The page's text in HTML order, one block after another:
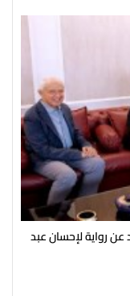
عن رواية لإحسان عبد